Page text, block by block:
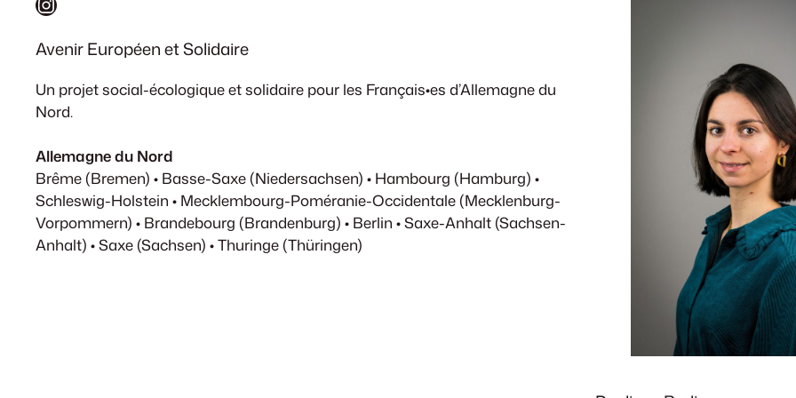
Avenir Européen et Solidaire
Un projet social-écologique et solidaire pour les Français•es d’Allemagne du
Nord.
Allemagne du Nord
Brême (Bremen) • Basse-Saxe (Niedersachsen) • Hambourg (Hamburg) •
Schleswig-Holstein • Mecklembourg-Poméranie-Occidentale (Mecklenburg-
Vorpommern) • Brandebourg (Brandenburg) • Berlin • Saxe-Anhalt (Sachsen-
Anhalt) • Saxe (Sachsen) • Thuringe (Thüringen)